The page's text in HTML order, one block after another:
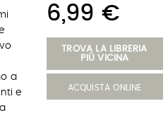
a
e
6,99 €
TROVA LA LIBRERIA
PIÙ VICINA
ACQUISTA ONLINE